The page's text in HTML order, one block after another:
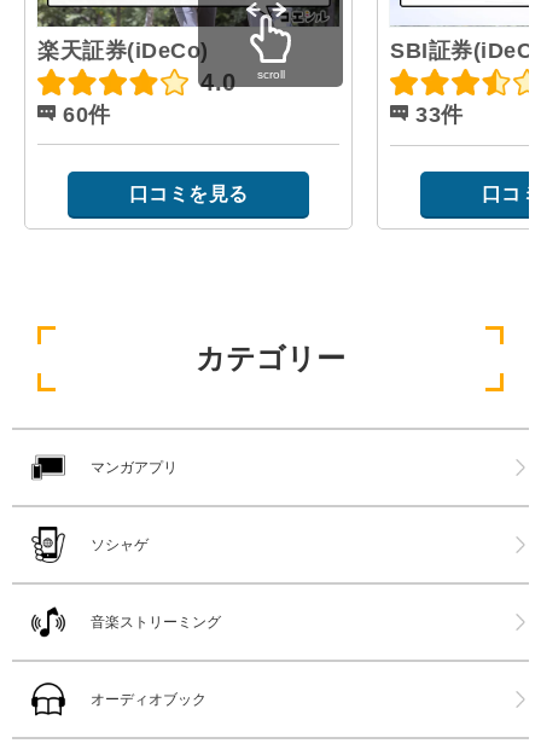
楽天証券(iDeCo)
4.0
60件
口コミを見る
SBI証券
33件
口コ
scroll
カテゴリー
マンガアプリ
ソシャゲ
音楽ストリーミング
オーディオブック